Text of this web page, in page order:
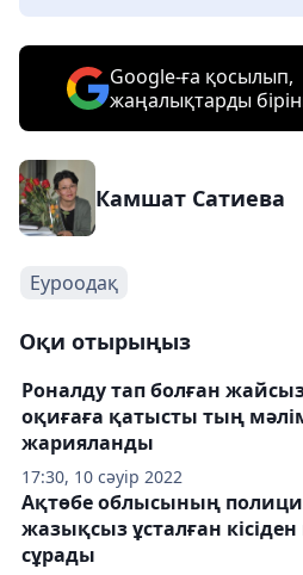
Google-ға қосылып,
жаңалықтарды
Камшат Сатиева
Еуроодақ
Оқи отырыңыз
17:30, 10 сәуір 2022
Роналду тап болған
оқиғаға қатысты тың
жарияланды
Ақтөбе облысының
жазықсыз ұсталған
сұрады